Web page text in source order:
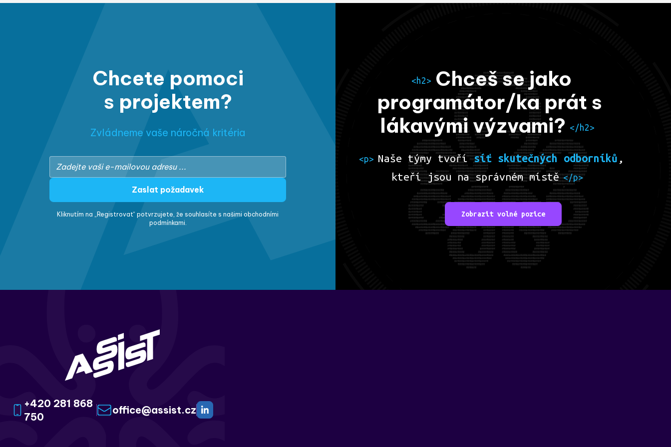
Chcete pomoci
s projektem?
Zvládneme vaše náročná kritéria
Kliknutím na „Registrovat“ potvrzujete, že souhlasíte s našimi obchodními
podmínkami.
<h2> Chceš se jako
programátor/ka prát s
lákavými výzvami? </h2>
<p> Naše týmy tvořísíť skutečných odborníků ,
kteří jsou na správném místě </p>
Zobrazit volné pozice
+420 281 868
750
office@assist.cz